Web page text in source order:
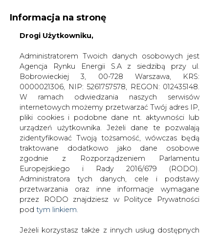
KONTAKT:
WIELKOŚĆ TEKSTU A A
ZALOGUJ SIĘ
WŁĄCZ CIRE.TV
Informacja na stronę
Drogi Użytkowniku,
Administratorem Twoich danych osobowych jest
Agencja Rynku Energii S.A z siedzibą przy ul.
Bobrowieckiej 3, 00-728 Warszawa, KRS:
0000021306, NIP: 5261757578, REGON: 012435148.
W ramach odwiedzania naszych serwisów
internetowych możemy przetwarzać Twój adres IP,
pliki cookies i podobne dane nt. aktywności lub
urządzeń użytkownika. Jeżeli dane te pozwalają
zidentyfikować Twoją tożsamość, wówczas będą
traktowane dodatkowo jako dane osobowe
zgodnie z Rozporządzeniem Parlamentu
Europejskiego i Rady 2016/679 (RODO).
Administratora tych danych, cele i podstawy
przetwarzania oraz inne informacje wymagane
przez RODO znajdziesz w Polityce Prywatności
pod tym linkiem.
Jeżeli korzystasz także z innych usług dostępnych